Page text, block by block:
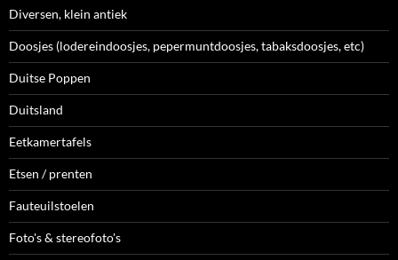
Diversen, klein antiek
Doosjes (lodereindoosjes, pepermuntdoosjes, tabaksdoosjes, etc)
Duitse Poppen
Duitsland
Eetkamertafels
Etsen / prenten
Fauteuilstoelen
Foto's & stereofoto's